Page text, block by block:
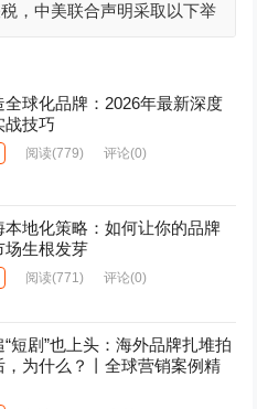
，中美联合声明采取以下举
全球化品牌：2026年最新深度
战技巧
阅读(779) 评论(0)
本地化策略：如何让你的品牌
场生根发芽
阅读(771) 评论(0)
短剧”也上头：海外品牌扎堆拍
，为什么？丨全球营销案例精